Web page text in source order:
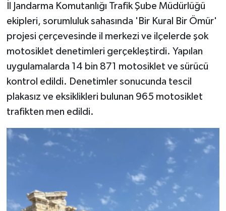
İl Jandarma Komutanlığı Trafik Şube Müdürlüğü
ekipleri, sorumluluk sahasında 'Bir Kural Bir Ömür'
projesi çerçevesinde il merkezi ve ilçelerde şok
motosiklet denetimleri gerçekleştirdi. Yapılan
uygulamalarda 14 bin 871 motosiklet ve sürücü
kontrol edildi. Denetimler sonucunda tescil
plakasız ve eksiklikleri bulunan 965 motosiklet
trafikten men edildi.
RESMİ İLAN
MAGAZİN